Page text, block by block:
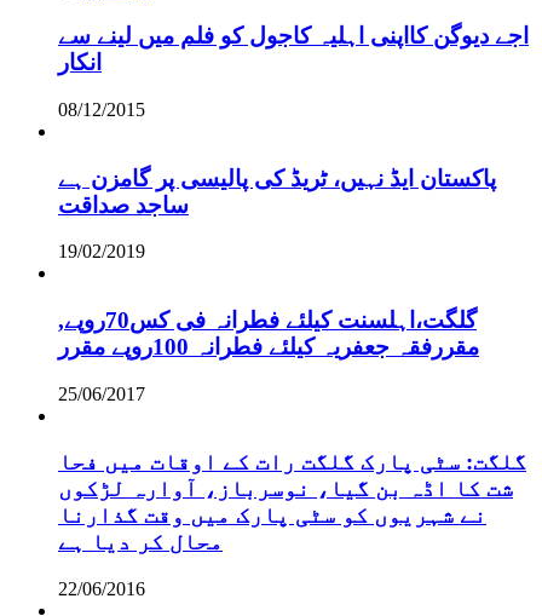
اجے دیوگن کااپنی اہلیہ کاجول کو فلم میں لینے سے
انکار
08/12/2015
پاکستان ایڈ نہیں، ٹریڈ کی پالیسی پر گامزن ہے
ساجد صداقت
19/02/2019
,گلگت،اہلسنت کیلئے فطرانہ فی کس70روپے
مقررفقہ جعفریہ کیلئے فطرانہ 100روپے مقرر
25/06/2017
گلگت: سٹی پارک گلگت رات کے اوقات میں فحا
شت کا اڈہ بن گیا، نوسرباز، آوارہ لڑکوں
نے شہریوں کو سٹی پارک میں وقت گذارنا
محال کر دیا ہے
22/06/2016